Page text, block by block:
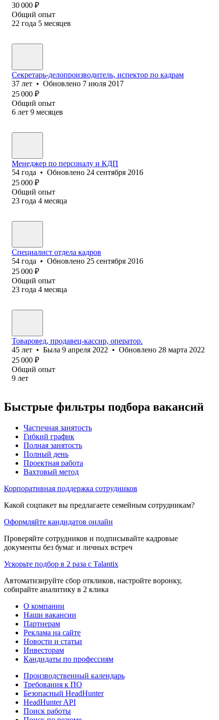
30 000 ₽
Общий опыт
22 года 5 месяцев
Секретарь-делопроизводитель, испектор по кадрам
37 лет • Обновлено 7 июля 2017
25 000 ₽
Общий опыт
6 лет 9 месяцев
Менеджер по персоналу и КДП
54 года • Обновлено 24 сентября 2016
25 000 ₽
Общий опыт
23 года 4 месяца
Специалист отдела кадров
54 года • Обновлено 25 сентября 2016
25 000 ₽
Общий опыт
23 года 4 месяца
Товаровед, продавец-кассир, оператор.
45 лет • Была 9 апреля 2022 • Обновлено 28 марта 2022
25 000 ₽
Общий опыт
9 лет
Быстрые фильтры подбора вакансий
Частичная занятость
Гибкий график
Полная занятость
Полный день
Проектная работа
Вахтовый метод
Корпоративная поддержка сотрудников
Какой соцпакет вы предлагаете семейным сотрудникам?
Оформляйте кандидатов онлайн
Проверяйте сотрудников и подписывайте кадровые
документы без бумаг и личных встреч
Ускорьте подбор в 2 раза с Talantix
Автоматизируйте сбор откликов, настройте воронку,
собирайте аналитику в 2 клика
О компании
Наши вакансии
Партнерам
Реклама на сайте
Новости и статьи
Инвесторам
Кандидаты по профессиям
Производственный календарь
Требования к ПО
Безопасный HeadHunter
HeadHunter API
Поиск работы